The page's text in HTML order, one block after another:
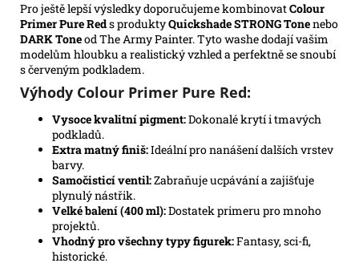
Pro ještě lepší výsledky doporučujeme kombinovatColour
Primer Pure Reds produktyQuickshade STRONG Tonenebo
DARK Toneod The Army Painter. Tyto washe dodají vašim
modelům hloubku a realistický vzhled a perfektně se snoubí
s červeným podkladem.
Výhody Colour Primer Pure Red:
Vysoce kvalitní pigment:Dokonalé krytí i tmavých
podkladů.
Extra matný finiš:Ideální pro nanášení dalších vrstev
barvy.
Samočisticí ventil:Zabraňuje ucpávání a zajišťuje
plynulý nástřik.
Velké balení (400 ml):Dostatek primeru pro mnoho
projektů.
Vhodný pro všechny typy figurek:Fantasy, sci-fi,
historické.